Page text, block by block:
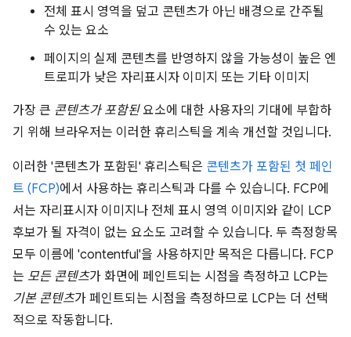
전체 표시 영역을 덮고 콘텐츠가 아닌 배경으로 간주될
수 있는 요소
페이지의 실제 콘텐츠를 반영하지 않을 가능성이 높은 엔
트로피가 낮은 자리표시자 이미지 또는 기타 이미지
가장 큰 콘텐츠가 포함된요소에 대한 사용자의 기대에 부합하
기 위해 브라우저는 이러한 휴리스틱을 계속 개선할 것입니다.
이러한 '콘텐츠가 포함된' 휴리스틱은 콘텐츠가 포함된 첫 페인
트 (FCP)에서 사용하는 휴리스틱과 다를 수 있습니다. FCP에
서는 자리표시자 이미지나 전체 표시 영역 이미지와 같이 LCP
후보가 될 자격이 없는 요소도 고려할 수 있습니다. 두 측정항목
모두 이름에 'contentful'을 사용하지만 목적은 다릅니다. FCP
는 모든 콘텐츠가 화면에 페인트되는 시점을 측정하고 LCP는
기본 콘텐츠가 페인트되는 시점을 측정하므로 LCP는 더 선택
적으로 작동합니다.